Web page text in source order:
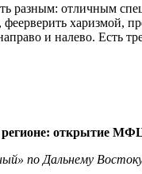
разным: отличным
харизмой,
и налево. Есть
открытие
по Дальнему